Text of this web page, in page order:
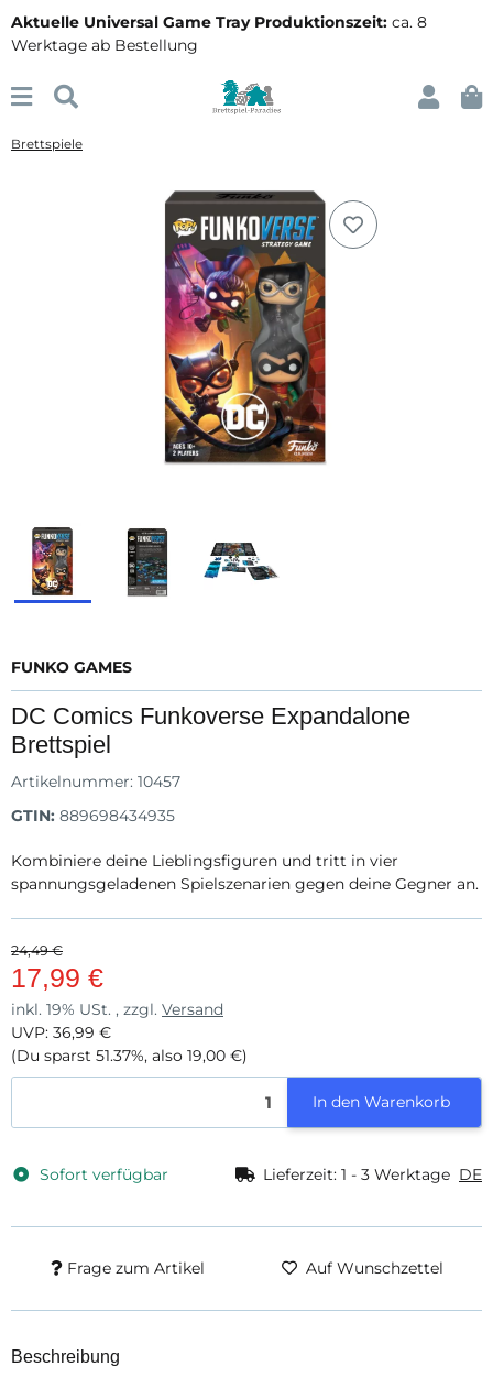
Aktuelle Universal Game Tray Produktionszeit: ca. 8
Werktage ab Bestellung
Brettspiele
FUNKO GAMES
DC Comics Funkoverse Expandalone
Brettspiel
Artikelnummer: 10457
GTIN: 889698434935
Kombiniere deine Lieblingsfiguren und tritt in vier
spannungsgeladenen Spielszenarien gegen deine Gegner an.
24,49 €
17,99 €
inkl. 19% USt. , zzgl. Versand
UVP: 36,99 €
(Du sparst 51.37%, also 19,00 €)
In den Warenkorb
Sofort verfügbar Lieferzeit: 1 - 3 Werktage DE
Frage zum Artikel Auf Wunschzettel
Beschreibung